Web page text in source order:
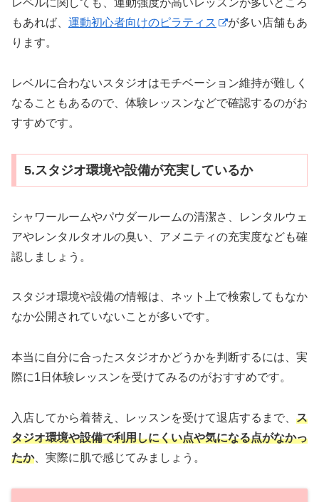
レベルに関しても、運動強度が高いレッスンが多いところ
もあれば、 運動初心者向けのピラティス
が多い店舗もあ
ります。
レベルに合わないスタジオはモチベーション維持が難しく
なることもあるので、体験レッスンなどで確認するのがお
すすめです。
5.スタジオ環境や設備が充実しているか
シャワールームやパウダールームの清潔さ、レンタルウェ
アやレンタルタオルの臭い、アメニティの充実度なども確
認しましょう。
スタジオ環境や設備の情報は、ネット上で検索してもなか
なか公開されていないことが多いです。
本当に自分に合ったスタジオかどうかを判断するには、実
際に1日体験レッスンを受けてみるのがおすすめです。
入店してから着替え、レッスンを受けて退店するまで、 ス
タジオ環境や設備で利用しにくい点や気になる点がなかっ
たか、実際に肌で感じてみましょう。